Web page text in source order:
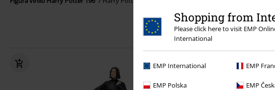
Shopping from
Please click here to visit EMP
International
EMP International EMP
EMP Polska EMP